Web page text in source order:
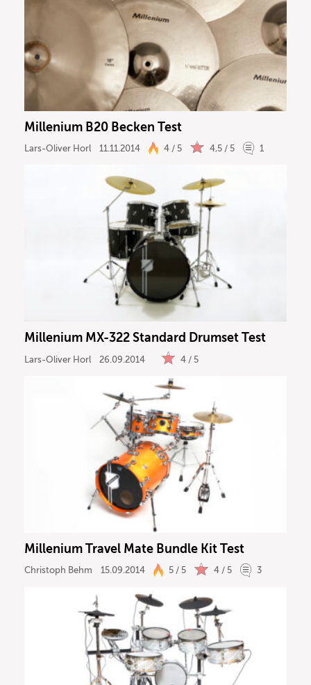
Millenium B20 Becken Test
Lars-Oliver Horl 11.11.2014 4 / 5 4,5 / 5 1
Millenium MX-322 Standard Drumset Test
Lars-Oliver Horl 26.09.2014 4 / 5
Millenium Travel Mate Bundle Kit Test
Christoph Behm 15.09.2014 5 / 5 4 / 5 3